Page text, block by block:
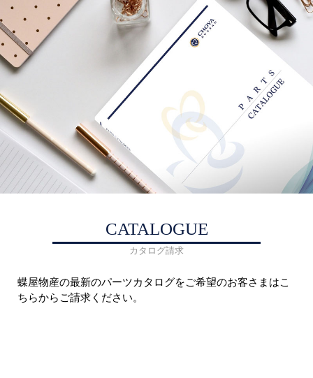
CATALOGUE
カタログ請求
蝶屋物産の最新のパーツカタログをご希望のお客さまはこ
ちらからご請求ください。